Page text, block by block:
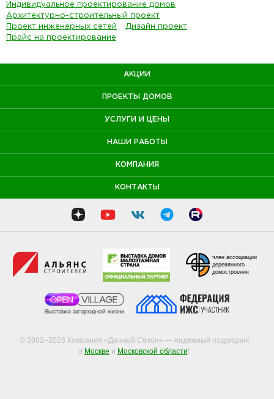
Индивидуальное проектирование домов
Архитектурно-строительный проект
Проект инженерных сетей
Дизайн проект
Прайс на проектирование
АКЦИИ
ПРОЕКТЫ ДОМОВ
УСЛУГИ И ЦЕНЫ
НАШИ РАБОТЫ
КОМПАНИЯ
КОНТАКТЫ
© 2002–2026 Компания «Дачный Сезон» — надежный подрядчик
в Москве и Московской области!
член ассоциации
деревянного
домостроения